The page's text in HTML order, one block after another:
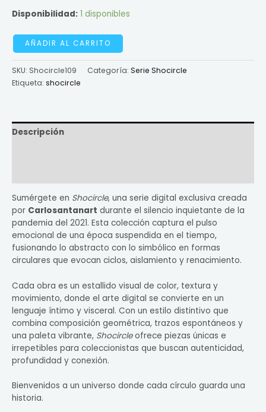
Disponibilidad: 1 disponibles
AÑADIR AL CARRITO
SKU: Shocircle109 Categoría: Serie Shocircle
Etiqueta: shocircle
Descripción
Sumérgete en Shocircle, una serie digital exclusiva creada
por Carlosantanart durante el silencio inquietante de la
pandemia del 2021. Esta colección captura el pulso
emocional de una época suspendida en el tiempo,
fusionando lo abstracto con lo simbólico en formas
circulares que evocan ciclos, aislamiento y renacimiento.
Cada obra es un estallido visual de color, textura y
movimiento, donde el arte digital se convierte en un
lenguaje íntimo y visceral. Con un estilo distintivo que
combina composición geométrica, trazos espontáneos y
una paleta vibrante, Shocircleofrece piezas únicas e
irrepetibles para coleccionistas que buscan autenticidad,
profundidad y conexión.
Bienvenidos a un universo donde cada círculo guarda una
historia.